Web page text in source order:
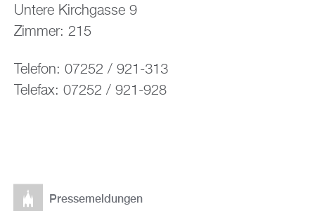
Untere Kirchgasse 9
Zimmer: 215
Telefon: 07252 / 921-313
Telefax: 07252 / 921-928
Pressemeldungen